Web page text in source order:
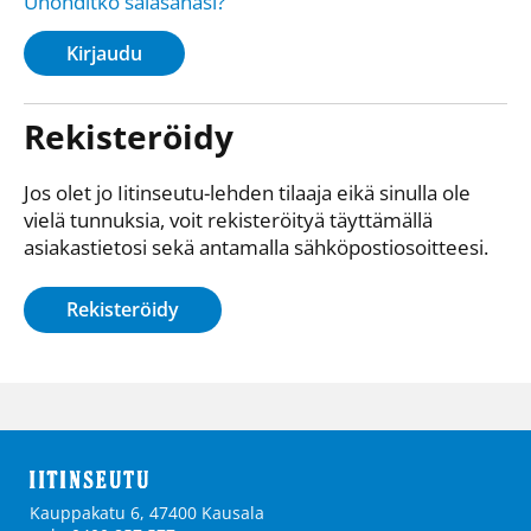
Kirjaudu
Rekisteröidy
Jos olet jo Iitinseutu-lehden tilaaja eikä sinulla ole
vielä tunnuksia, voit rekisteröityä täyttämällä
asiakastietosi sekä antamalla sähkö­posti­osoitteesi.
Rekisteröidy
Kauppakatu 6, 47400 Kausala